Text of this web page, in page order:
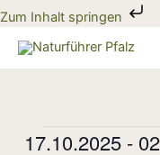
Zum Inhalt springen
Zum
Inhalt
springen
Veranstaltungen
17.10.2025 -